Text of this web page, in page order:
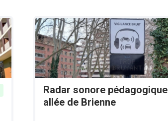
Radar sonore pédagogique
allée de Brienne